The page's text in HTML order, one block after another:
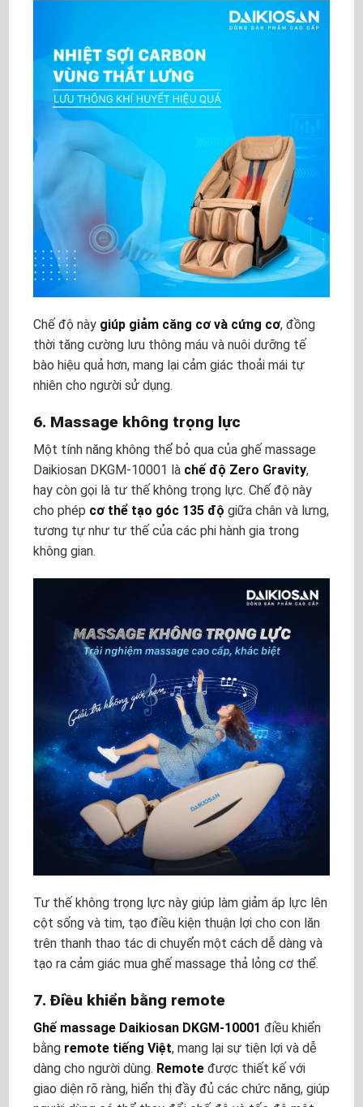
Chế độ này giúp giảm căng cơ và cứng cơ, đồng
thời tăng cường lưu thông máu và nuôi dưỡng tế
bào hiệu quả hơn, mang lại cảm giác thoải mái tự
nhiên cho người sử dụng.
6. Massage không trọng lực
Một tính năng không thể bỏ qua của ghế massage
Daikiosan DKGM-10001 là chế độ Zero Gravity,
hay còn gọi là tư thế không trọng lực. Chế độ này
cho phép cơ thể tạo góc 135 độ giữa chân và lưng,
tương tự như tư thế của các phi hành gia trong
không gian.
Tư thế không trọng lực này giúp làm giảm áp lực lên
cột sống và tim, tạo điều kiện thuận lợi cho con lăn
trên thanh thao tác di chuyển một cách dễ dàng và
tạo ra cảm giác mua ghế massage thả lỏng cơ thể.
7. Điều khiển bằng remote
Ghế massage Daikiosan DKGM-10001 điều khiển
bằng remote tiếng Việt, mang lại sự tiện lợi và dễ
dàng cho người dùng. Remote được thiết kế với
giao diện rõ ràng, hiển thị đầy đủ các chức năng, giúp